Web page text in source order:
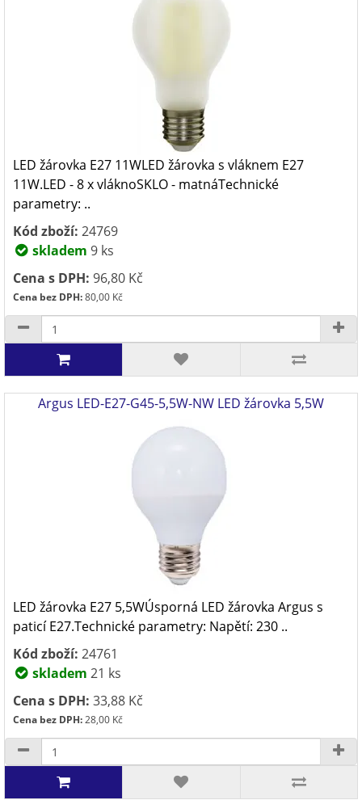
LED žárovka E27 11WLED žárovka s vláknem E27
11W.LED - 8 x vláknoSKLO - matnáTechnické
parametry: ..
Kód zboží: 24769
skladem 9 ks
Cena s DPH: 96,80 Kč
Cena bez DPH:80,00 Kč
Argus LED-E27-G45-5,5W-NW LED žárovka 5,5W
LED žárovka E27 5,5WÚsporná LED žárovka Argus s
paticí E27.Technické parametry: Napětí: 230 ..
Kód zboží: 24761
skladem 21 ks
Cena s DPH: 33,88 Kč
Cena bez DPH:28,00 Kč